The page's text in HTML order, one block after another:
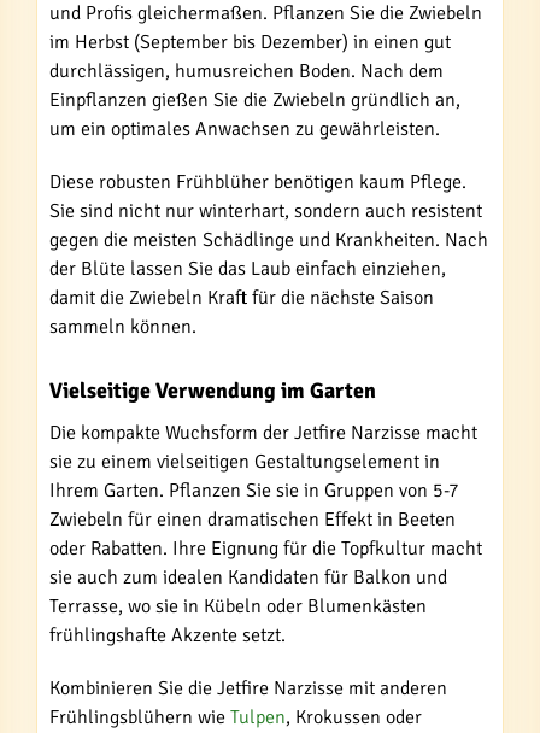
und Profis gleichermaßen. Pflanzen Sie die Zwiebeln
im Herbst (September bis Dezember) in einen gut
durchlässigen, humusreichen Boden. Nach dem
Einpflanzen gießen Sie die Zwiebeln gründlich an,
um ein optimales Anwachsen zu gewährleisten.
Diese robusten Frühblüher benötigen kaum Pflege.
Sie sind nicht nur winterhart, sondern auch resistent
gegen die meisten Schädlinge und Krankheiten. Nach
der Blüte lassen Sie das Laub einfach einziehen,
damit die Zwiebeln Kraft für die nächste Saison
sammeln können.
Vielseitige Verwendung im Garten
Die kompakte Wuchsform der Jetfire Narzisse macht
sie zu einem vielseitigen Gestaltungselement in
Ihrem Garten. Pflanzen Sie sie in Gruppen von 5-7
Zwiebeln für einen dramatischen Effekt in Beeten
oder Rabatten. Ihre Eignung für die Topfkultur macht
sie auch zum idealen Kandidaten für Balkon und
Terrasse, wo sie in Kübeln oder Blumenkästen
frühlingshafte Akzente setzt.
Kombinieren Sie die Jetfire Narzisse mit anderen
Frühlingsblühern wie Tulpen, Krokussen oder